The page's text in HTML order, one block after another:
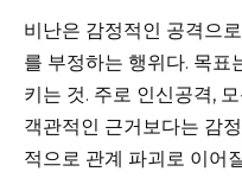
비난은 감정적인 공격으
를 부정하는 행위다. 목표
키는 것. 주로 인신공격,
객관적인 근거보다는 감
적으로 관계 파괴로 이어